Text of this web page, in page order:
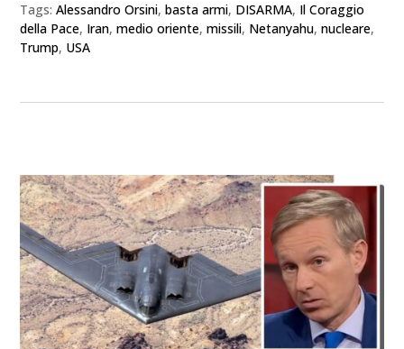
Tags:Alessandro Orsini,basta armi, DISARMA, Il Coraggio
della Pace, Iran,medio oriente,missili, Netanyahu,nucleare,
Trump, USA